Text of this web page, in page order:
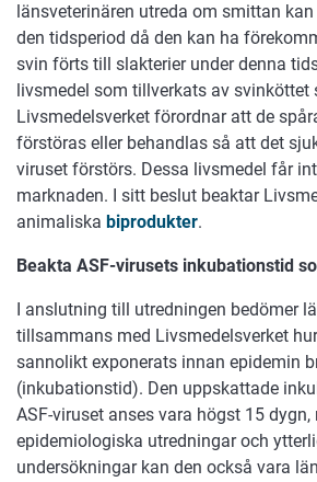
länsveterinären utreda om smittan
den tidsperiod då den kan ha
svin förts till slakterier under denna
livsmedel som tillverkats av svinköttet
Livsmedelsverket förordnar att de
förstöras eller behandlas så att det
viruset förstörs. Dessa livsmedel får
marknaden. I sitt beslut beaktar
animaliska biprodukter.
Beakta ASF-virusets inkubationstid
I anslutning till utredningen bedömer
tillsammans med Livsmedelsverket
sannolikt exponerats innan epidemin
(inkubationstid). Den uppskattade
ASF-viruset anses vara högst 15 dygn,
epidemiologiska utredningar och
undersökningar kan den också vara